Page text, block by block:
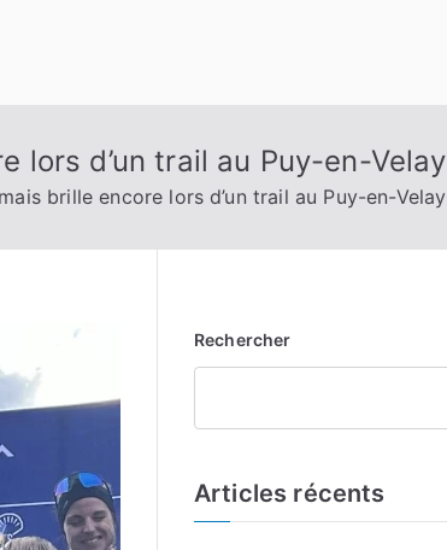
lors d’un trail au Puy-en-Velay
brille encore lors d’un trail au Puy-en-Velay
Rechercher
Articles récents